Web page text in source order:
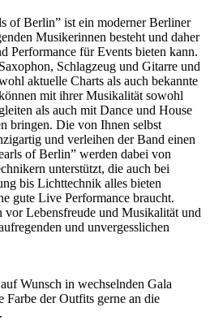
of Berlin” ist ein moderner Berliner
Musikerinnen besteht und daher
Performance für Events bieten kann.
Schlagzeug und Gitarre und
aktuelle Charts als auch bekannte
mit ihrer Musikalität sowohl
als auch mit Dance und House
bringen. Die von Ihnen selbst
und verleihen der Band einen
of Berlin” werden dabei von
unterstützt, die auch bei
bis Lichttechnik alles bieten
gute Live Performance braucht.
Lebensfreude und Musikalität und
und unvergesslichen
Wunsch in wechselnden Gala
Farbe der Outfits gerne an die